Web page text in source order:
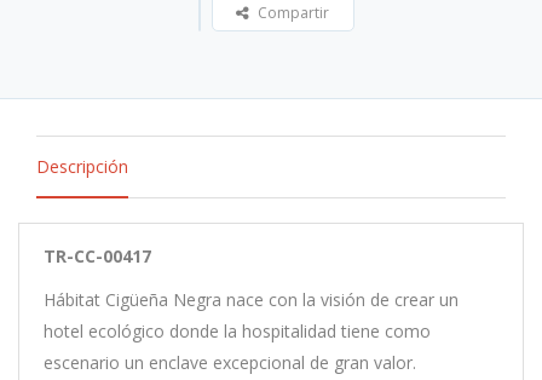
Compartir
Descripción
TR-CC-00417
Hábitat Cigüeña Negra nace con la visión de crear un
hotel ecológico donde la hospitalidad tiene como
escenario un enclave excepcional de gran valor.